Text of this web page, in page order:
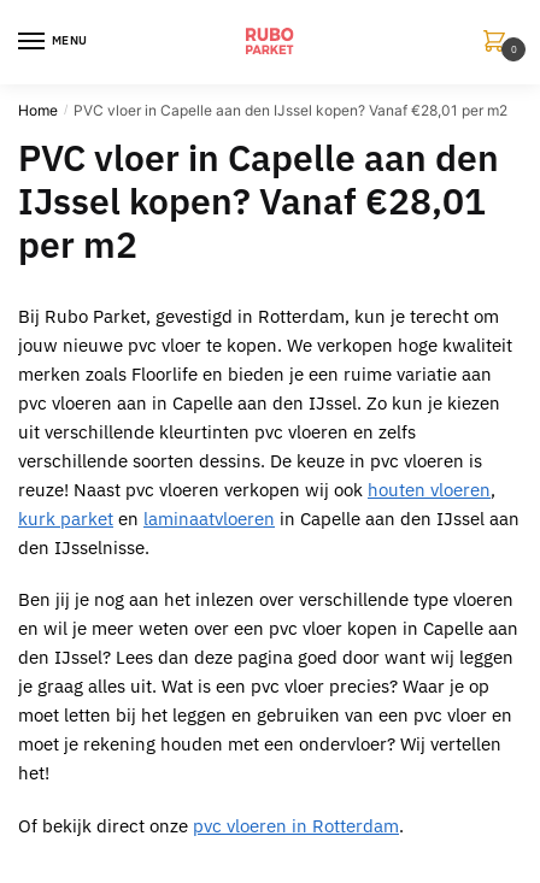
MENU
0
Home / PVC vloer in Capelle aan den IJssel kopen? Vanaf €28,01 per m2
PVC vloer in Capelle aan den
IJssel kopen? Vanaf €28,01
per m2
Bij Rubo Parket, gevestigd in Rotterdam, kun je terecht om
jouw nieuwe pvc vloer te kopen. We verkopen hoge kwaliteit
merken zoals Floorlife en bieden je een ruime variatie aan
pvc vloeren aan in Capelle aan den IJssel. Zo kun je kiezen
uit verschillende kleurtinten pvc vloeren en zelfs
verschillende soorten dessins. De keuze in pvc vloeren is
reuze! Naast pvc vloeren verkopen wij ook houten vloeren,
kurk parket en laminaatvloeren in Capelle aan den IJssel aan
den IJsselnisse.
Ben jij je nog aan het inlezen over verschillende type vloeren
en wil je meer weten over een pvc vloer kopen in Capelle aan
den IJssel? Lees dan deze pagina goed door want wij leggen
je graag alles uit. Wat is een pvc vloer precies? Waar je op
moet letten bij het leggen en gebruiken van een pvc vloer en
moet je rekening houden met een ondervloer? Wij vertellen
het!
Of bekijk direct onze pvc vloeren in Rotterdam.